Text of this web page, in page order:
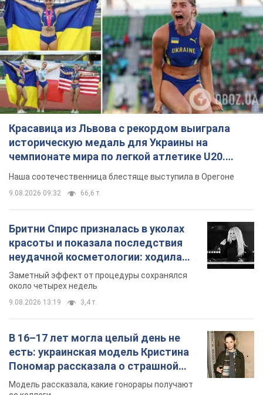
Красавица из Львова с рекордом выиграла
историческую медаль для Украины на
чемпионате мира по легкой атлетике U20.
Видео
Наша соотечественница блестяще выступила в Орегоне
9.08.2026 09:32 66,6 т.
Бритни Спирс призналась в уколах
красоты и показала последствия
неудачной косметологии: ходила
так почти месяц
Заметный эффект от процедуры сохранялся
около четырех недель
9.08.2026 13:19 3,4 т.
В 16–17 лет могла целый день не
есть: украинская модель Кристина
Пономар рассказала о страшной
стороне модельной карьеры
Модель рассказала, какие гонорары получают